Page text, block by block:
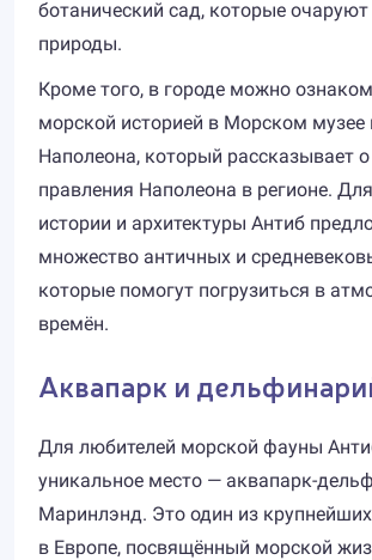
ботанический сад, которые
природы.
Кроме того, в городе можно
морской историей в Морском музее
Наполеона, который рассказывает
правления Наполеона в регионе.
истории и архитектуры Антиб
множество античных и
которые помогут погрузиться в
времён.
Аквапарк и
Для любителей морской фауны
уникальное место — аквапарк-
Маринлэнд. Это один из
в Европе, посвящённый морской